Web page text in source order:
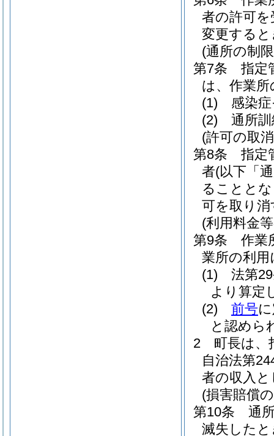
者の許可
変更する
(通所の制
第7条
指定
は、作業
(1)
感染
(2)
通所
(許可の取
第8条
指定
者(以下「
ることと
可を取り
(利用料金
第9条
作業
業所の利
(1)
法第
より算定
(2)
前号
と認めら
2
町長は、
自治法第
者の収入
(損害賠償
第10条
通
滅失した